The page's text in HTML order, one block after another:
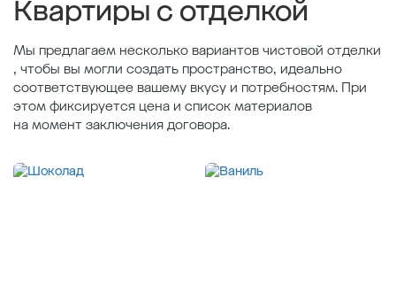
Квартиры с отделкой
Мы предлагаем несколько вариантов чистовой отделки
, чтобы вы могли создать пространство, идеально
соответствующее вашему вкусу и потребностям. При
этом фиксируется цена и список материалов
на момент заключения договора.